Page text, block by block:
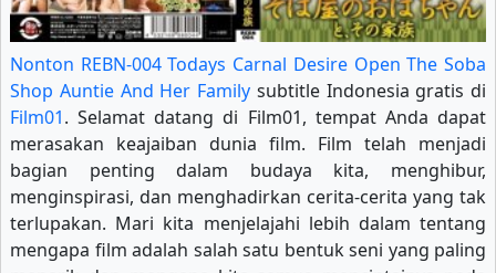
Nonton REBN-004 Todays Carnal Desire Open The Soba
Shop Auntie And Her Family subtitle Indonesia gratis di
Film01. Selamat datang di Film01, tempat Anda dapat
merasakan keajaiban dunia film. Film telah menjadi
bagian penting dalam budaya kita, menghibur,
menginspirasi, dan menghadirkan cerita-cerita yang tak
terlupakan. Mari kita menjelajahi lebih dalam tentang
mengapa film adalah salah satu bentuk seni yang paling